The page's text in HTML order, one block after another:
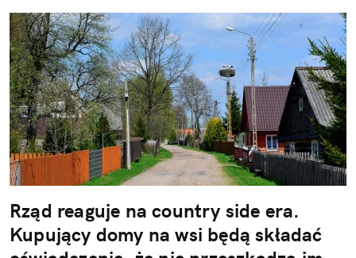
Rząd reaguje na country side era.
Kupujący domy na wsi będą składać